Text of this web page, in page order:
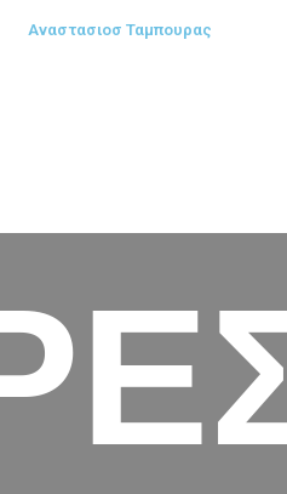
Αναστασιοσ Ταμπουρας